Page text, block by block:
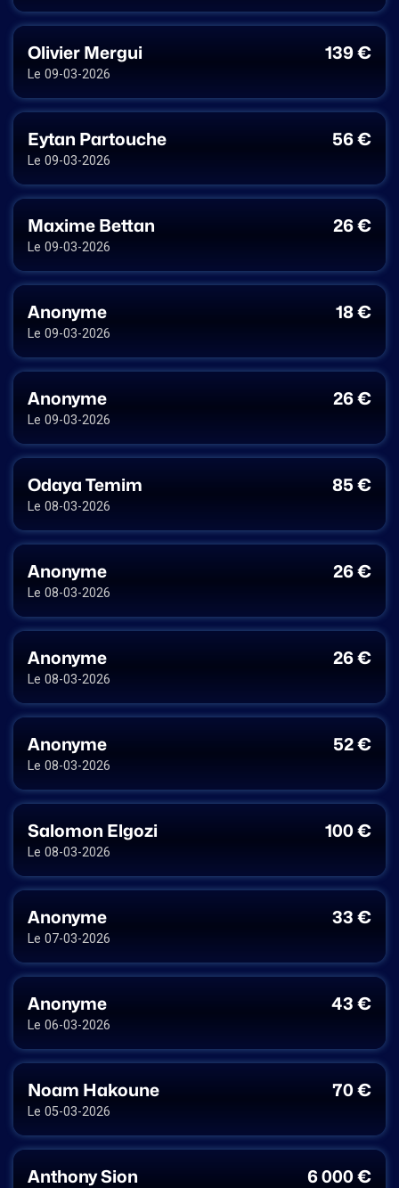
Olivier Mergui 139 €
Le 09-03-2026
Eytan Partouche 56 €
Le 09-03-2026
Maxime Bettan 26 €
Le 09-03-2026
Anonyme 18 €
Le 09-03-2026
Anonyme 26 €
Le 09-03-2026
Odaya Temim 85 €
Le 08-03-2026
Anonyme 26 €
Le 08-03-2026
Anonyme 26 €
Le 08-03-2026
Anonyme 52 €
Le 08-03-2026
Salomon Elgozi 100 €
Le 08-03-2026
Anonyme 33 €
Le 07-03-2026
Anonyme 43 €
Le 06-03-2026
Noam Hakoune 70 €
Le 05-03-2026
Anthony Sion 6 000 €